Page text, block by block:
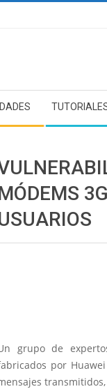
grupo de
por